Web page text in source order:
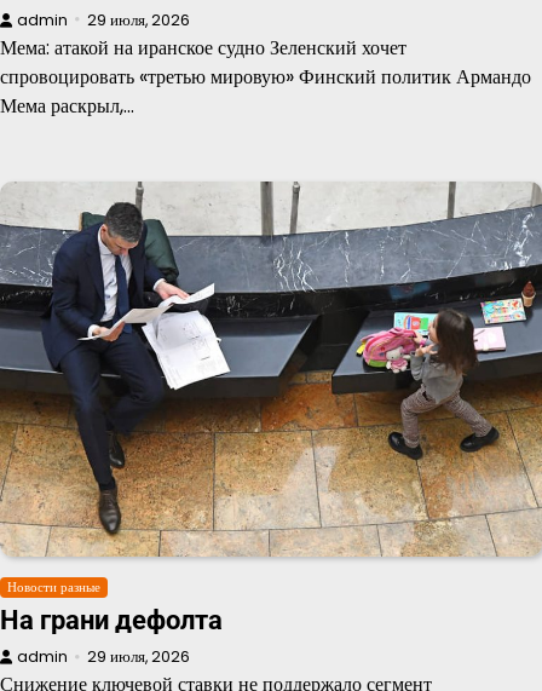
admin 29 июля, 2026
Мема: атакой на иранское судно Зеленский хочет
спровоцировать «третью мировую» Финский политик Армандо
Мема раскрыл,…
Новости разные
На грани дефолта
admin 29 июля, 2026
Снижение ключевой ставки не поддержало сегмент